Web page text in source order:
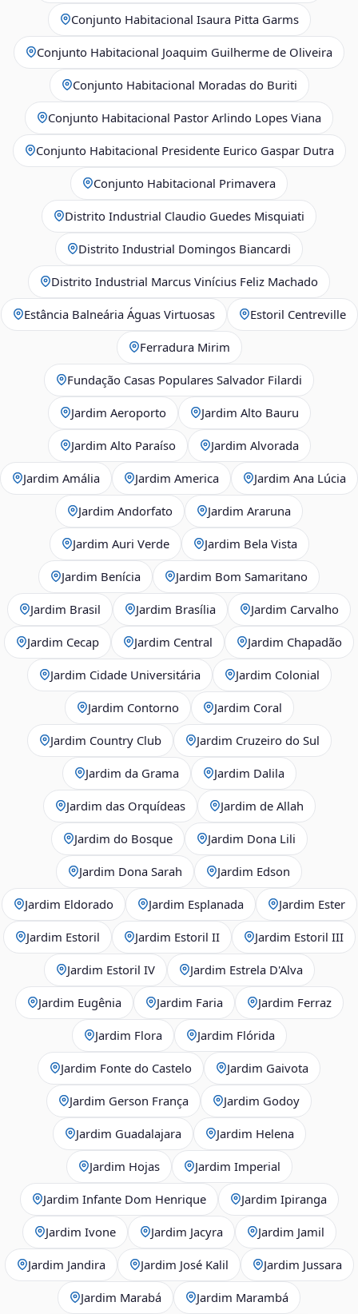
Conjunto Habitacional Isaura Pitta Garms
Conjunto Habitacional Joaquim Guilherme de Oliveira
Conjunto Habitacional Moradas do Buriti
Conjunto Habitacional Pastor Arlindo Lopes Viana
Conjunto Habitacional Presidente Eurico Gaspar Dutra
Conjunto Habitacional Primavera
Distrito Industrial Claudio Guedes Misquiati
Distrito Industrial Domingos Biancardi
Distrito Industrial Marcus Vinícius Feliz Machado
Estância Balneária Águas Virtuosas Estoril Centreville
Ferradura Mirim
Fundação Casas Populares Salvador Filardi
Jardim Aeroporto Jardim Alto Bauru
Jardim Alto Paraíso Jardim Alvorada
Jardim Amália Jardim America Jardim Ana Lúcia
Jardim Andorfato Jardim Araruna
Jardim Auri Verde Jardim Bela Vista
Jardim Benícia Jardim Bom Samaritano
Jardim Brasil Jardim Brasília Jardim Carvalho
Jardim Cecap Jardim Central Jardim Chapadão
Jardim Cidade Universitária Jardim Colonial
Jardim Contorno Jardim Coral
Jardim Country Club Jardim Cruzeiro do Sul
Jardim da Grama Jardim Dalila
Jardim das Orquídeas Jardim de Allah
Jardim do Bosque Jardim Dona Lili
Jardim Dona Sarah Jardim Edson
Jardim Eldorado Jardim Esplanada Jardim Ester
Jardim Estoril Jardim Estoril II Jardim Estoril III
Jardim Estoril IV Jardim Estrela D'Alva
Jardim Eugênia Jardim Faria Jardim Ferraz
Jardim Flora Jardim Flórida
Jardim Fonte do Castelo Jardim Gaivota
Jardim Gerson França Jardim Godoy
Jardim Guadalajara Jardim Helena
Jardim Hojas Jardim Imperial
Jardim Infante Dom Henrique Jardim Ipiranga
Jardim Ivone Jardim Jacyra Jardim Jamil
Jardim Jandira Jardim José Kalil Jardim Jussara
Jardim Marabá Jardim Marambá